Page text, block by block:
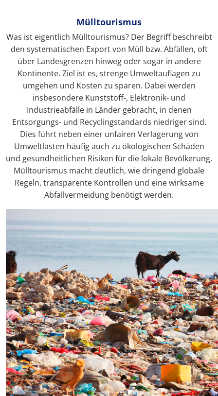
Mülltourismus
Was ist eigentlich Mülltourismus? Der Begriff beschreibt
den systematischen Export von Müll bzw. Abfällen, oft
über Landesgrenzen hinweg oder sogar in andere
Kontinente. Ziel ist es, strenge Umweltauflagen zu
umgehen und Kosten zu sparen. Dabei werden
insbesondere Kunststoff-, Elektronik- und
Industrieabfälle in Länder gebracht, in denen
Entsorgungs- und Recyclingstandards niedriger sind.
Dies führt neben einer unfairen Verlagerung von
Umweltlasten häufig auch zu ökologischen Schäden
und gesundheitlichen Risiken für die lokale Bevölkerung.
Mülltourismus macht deutlich, wie dringend globale
Regeln, transparente Kontrollen und eine wirksame
Abfallvermeidung benötigt werden.